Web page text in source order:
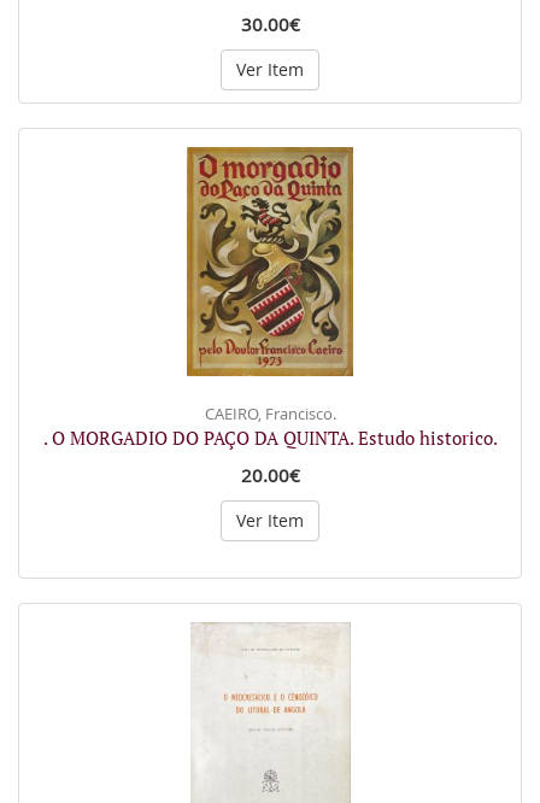
30.00€
Ver Item
CAEIRO, Francisco.
. O MORGADIO DO PAÇO DA QUINTA. Estudo historico.
20.00€
Ver Item